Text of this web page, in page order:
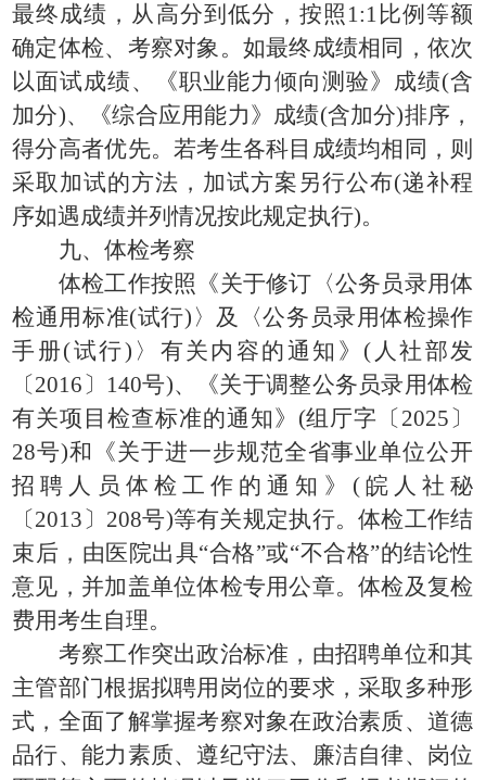
最终成绩，从高分到低分，按照1:1比例等额
确定体检、考察对象。如最终成绩相同，依次
以面试成绩、《职业能力倾向测验》成绩(含
加分)、《综合应用能力》成绩(含加分)排序，
得分高者优先。若考生各科目成绩均相同，则
采取加试的方法，加试方案另行公布(递补程
序如遇成绩并列情况按此规定执行)。
九、体检考察
体检工作按照《关于修订〈公务员录用体
检通用标准(试行)〉及〈公务员录用体检操作
手册(试行)〉有关内容的通知》(人社部发
〔2016〕140号)、《关于调整公务员录用体检
有关项目检查标准的通知》(组厅字〔2025〕
28号)和《关于进一步规范全省事业单位公开
招聘人员体检工作的通知》(皖人社秘
〔2013〕208号)等有关规定执行。体检工作结
束后，由医院出具“合格”或“不合格”的结论性
意见，并加盖单位体检专用公章。体检及复检
费用考生自理。
考察工作突出政治标准，由招聘单位和其
主管部门根据拟聘用岗位的要求，采取多种形
式，全面了解掌握考察对象在政治素质、道德
品行、能力素质、遵纪守法、廉洁自律、岗位